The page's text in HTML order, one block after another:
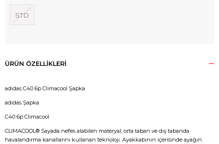
STD
ÜRÜN ÖZELLIKLERI
adidas C40 6p Climacool Şapka
adidas Şapka
C40 6p Climacool
CLIMACOOL® Sayada nefes alabilen materyal, orta taban ve dış tabanda
havalandırma kanallarını kullanan teknoloji. Ayakkabının içerisinde ayağın